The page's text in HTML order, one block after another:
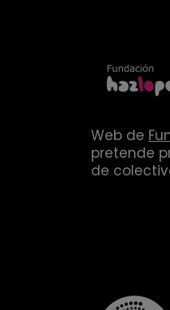
Web de
pretende
de